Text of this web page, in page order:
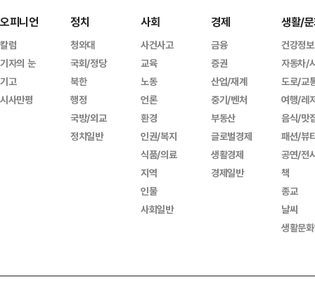
오피니언
칼럼
기자의 눈
기고
시사만평
정치
청와대
국회/정당
북한
행정
국방/외교
정치일반
사회
사건사고
교육
노동
언론
환경
인권/복지
식품/의료
지역
인물
사회일반
경제
금융
증권
산업/재계
중기/벤처
부동산
글로벌경제
생활경제
경제일반
생활/
건강정보
자동차/
도로/교
여행/레
음식/맛
패션/뷰
공연/전
책
종교
날씨
생활문